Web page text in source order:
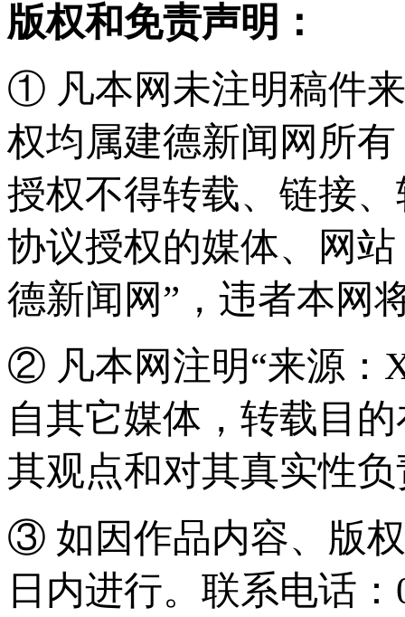
版权和免责声明：
① 凡本网未注明稿件
权均属建德新闻网所
授权不得转载、链接
协议授权的媒体、网
德新闻网”，违者本网
② 凡本网注明“来源：
自其它媒体，转载目
其观点和对其真实性
③ 如因作品内容、版
日内进行。联系电话：